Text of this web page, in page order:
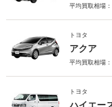
平均買取相場：
トヨタ
アクア
平均買取相場：
トヨタ
ハイエー